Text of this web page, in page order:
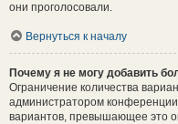
они проголосовали.
Вернуться к началу
Почему я не могу добавить
Ограничение количества
администратором
вариантов, превышающее это